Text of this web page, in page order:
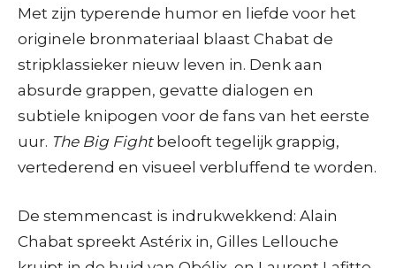
Met zijn typerende humor en liefde voor het
originele bronmateriaal blaast Chabat de
stripklassieker nieuw leven in. Denk aan
absurde grappen, gevatte dialogen en
subtiele knipogen voor de fans van het eerste
uur. The Big Fightbelooft tegelijk grappig,
vertederend en visueel verbluffend te worden.
De stemmencast is indrukwekkend: Alain
Chabat spreekt Astérix in, Gilles Lellouche